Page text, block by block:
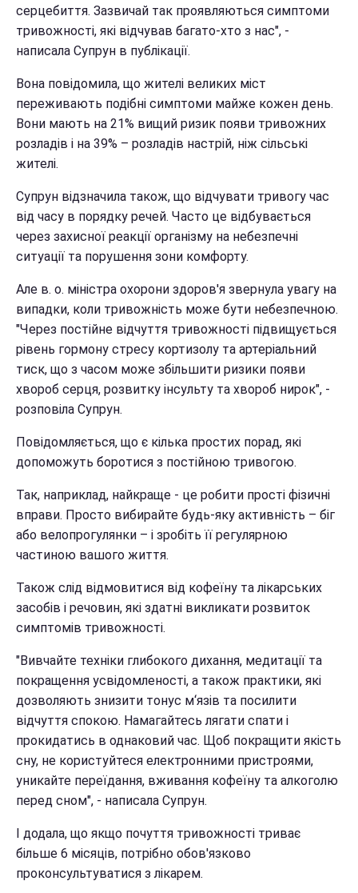
серцебиття. Зазвичай так проявляються симптоми
тривожності, які відчував багато-хто з нас", -
написала Супрун в публікації.
Вона повідомила, що жителі великих міст
переживають подібні симптоми майже кожен день.
Вони мають на 21% вищий ризик появи тривожних
розладів і на 39% – розладів настрій, ніж сільські
жителі.
Супрун відзначила також, що відчувати тривогу час
від часу в порядку речей. Часто це відбувається
через захисної реакції організму на небезпечні
ситуації та порушення зони комфорту.
Але в. о. міністра охорони здоров'я звернула увагу на
випадки, коли тривожність може бути небезпечною.
"Через постійне відчуття тривожності підвищується
рівень гормону стресу кортизолу та артеріальний
тиск, що з часом може збільшити ризики появи
хвороб серця, розвитку інсульту та хвороб нирок", -
розповіла Супрун.
Повідомляється, що є кілька простих порад, які
допоможуть боротися з постійною тривогою.
Так, наприклад, найкраще - це робити прості фізичні
вправи. Просто вибирайте будь-яку активність – біг
або велопрогулянки – і зробіть її регулярною
частиною вашого життя.
Також слід відмовитися від кофеїну та лікарських
засобів і речовин, які здатні викликати розвиток
симптомів тривожності.
"Вивчайте техніки глибокого дихання, медитації та
покращення усвідомленості, а також практики, які
дозволяють знизити тонус м‘язів та посилити
відчуття спокою. Намагайтесь лягати спати і
прокидатись в однаковий час. Щоб покращити якість
сну, не користуйтеся електронними пристроями,
уникайте переїдання, вживання кофеїну та алкоголю
перед сном", - написала Супрун.
І додала, що якщо почуття тривожності триває
більше 6 місяців, потрібно обов'язково
проконсультуватися з лікарем.